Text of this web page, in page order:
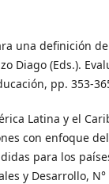
una definición
Diago (Eds.).
pp. 353-
Latina y el
con enfoque
para los
y Desarrollo, N°